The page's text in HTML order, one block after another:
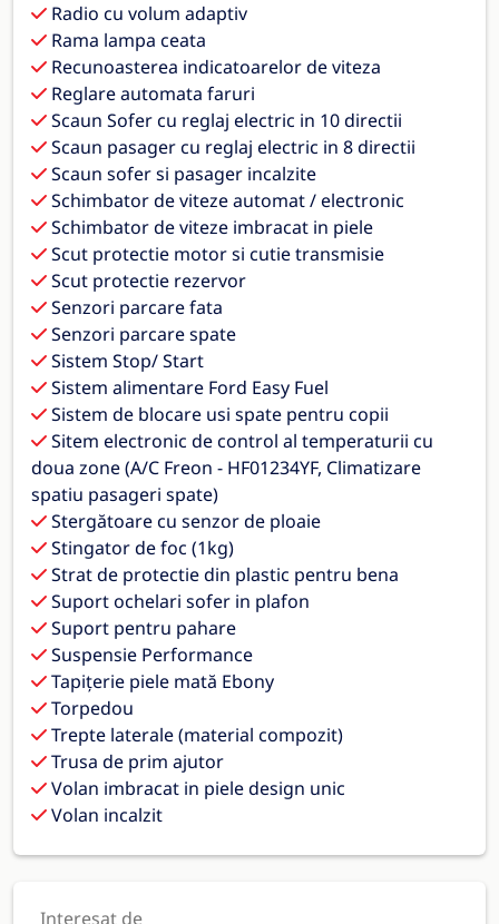
Radio cu volum adaptiv
Rama lampa ceata
Recunoasterea indicatoarelor de viteza
Reglare automata faruri
Scaun Sofer cu reglaj electric in 10 directii
Scaun pasager cu reglaj electric in 8 directii
Scaun sofer si pasager incalzite
Schimbator de viteze automat / electronic
Schimbator de viteze imbracat in piele
Scut protectie motor si cutie transmisie
Scut protectie rezervor
Senzori parcare fata
Senzori parcare spate
Sistem Stop/ Start
Sistem alimentare Ford Easy Fuel
Sistem de blocare usi spate pentru copii
Sitem electronic de control al temperaturii cu
doua zone (A/C Freon - HF01234YF, Climatizare
spatiu pasageri spate)
Stergătoare cu senzor de ploaie
Stingator de foc (1kg)
Strat de protectie din plastic pentru bena
Suport ochelari sofer in plafon
Suport pentru pahare
Suspensie Performance
Tapițerie piele mată Ebony
Torpedou
Trepte laterale (material compozit)
Trusa de prim ajutor
Volan imbracat in piele design unic
Volan incalzit
Interesat de